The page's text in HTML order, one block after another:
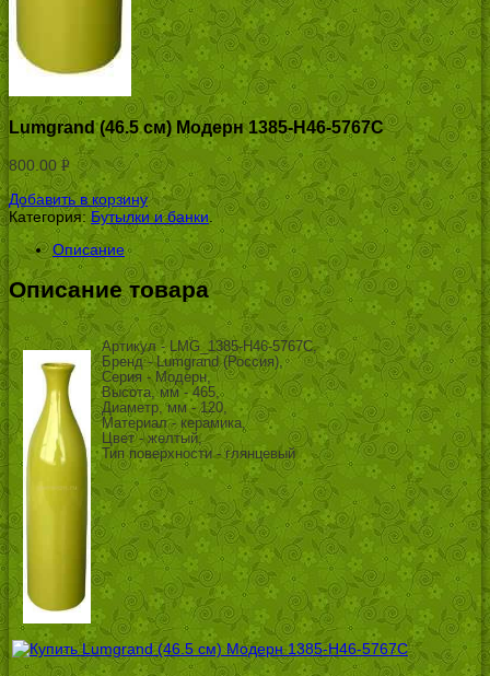
Lumgrand (46.5 см) Модерн 1385-H46-5767C
800.00 Р
УБ.
Добавить в корзину
Категория: Бутылки и банки
Описание
Описание товара
Артикул - LMG_1385-H46-5767C,
Бренд - Lumgrand (Россия),
Серия - Модерн,
Высота, мм - 465,
Диаметр, мм - 120,
Материал - керамика,
Цвет - желтый,
Тип поверхности - глянцевый